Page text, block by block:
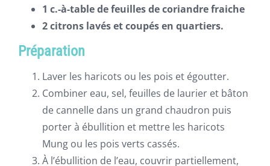
1 c.-à-table de feuilles de coriandre fraiche
2 citrons lavés et coupés en quartiers.
Préparation
Laver les haricots ou les pois et égoutter.
Combiner eau, sel, feuilles de laurier et bâton
de cannelle dans un grand chaudron puis
porter à ébullition et mettre les haricots
Mung ou les pois verts cassés.
À l’ébullition de l’eau, couvrir partiellement,